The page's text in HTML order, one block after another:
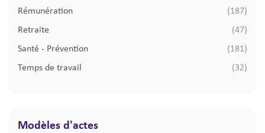
Rémunération
(187)
Retraite
(47)
Santé - Prévention
(181)
Temps de travail
(32)
Modèles d'actes